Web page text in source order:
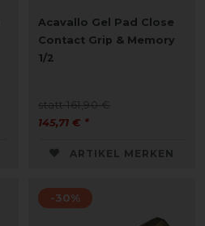
Acavallo Gel Pad Close
Contact Grip & Memory
1/2
statt 161,90 €
145,71 € *
ARTIKEL MERKEN
-30%